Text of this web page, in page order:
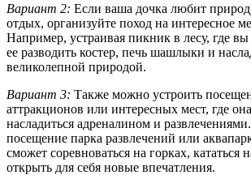
Вариант 2: Если ваша дочка любит
отдых, организуйте поход на интересное
Например, устраивая пикник в лесу, где
ее разводить костер, печь шашлыки и
великолепной природой.
Вариант 3: Также можно устроить
аттракционов или интересных мест, где
насладиться адреналином и
посещение парка развлечений или
сможет соревноваться на горках, кататься
открыть для себя новые впечатления.